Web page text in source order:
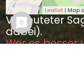
Leaflet| Map
Vermuteter
dabei).
Wer es